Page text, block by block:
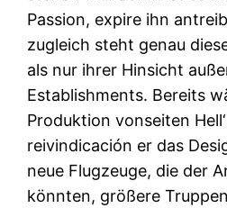
Passion, expire ihn
zugleich steht genau
als nur ihrer Hinsicht
Establishments. Bereits
Produktion vonseiten
reivindicación er das
neue Flugzeuge, die der
könnten, größere